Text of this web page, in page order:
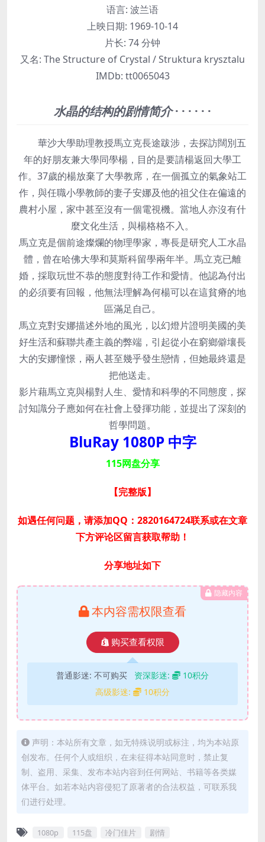
语言: 波兰语
上映日期: 1969-10-14
片长: 74 分钟
又名: The Structure of Crystal / Struktura krysztalu
IMDb: tt0065043
水晶的结构的剧情简介· · · · · ·
華沙大學助理教授馬立克長途跋涉，去探訪闊別五
年的好朋友兼大學同學楊，目的是要請楊返回大學工
作。37歲的楊放棄了大學教席，在一個孤立的氣象站工
作，與任職小學教師的妻子安娜及他的祖父住在偏遠的
農村小屋，家中甚至沒有一個電視機。當地人亦沒有什
麼文化生活，與楊格格不入。
馬立克是個前途燦爛的物理學家，專長是研究人工水晶
體，曾在哈佛大學和莫斯科留學兩年半。馬立克已離
婚，採取玩世不恭的態度對待工作和愛情。他認為付出
的必須要有回報，他無法理解為何楊可以在這貧瘠的地
區滿足自己。
馬立克對安娜描述外地的風光，以幻燈片證明美國的美
好生活和蘇聯共產主義的弊端，引起從小在窮鄉僻壤長
大的安娜憧憬，兩人甚至幾乎發生戀情，但她最終還是
把他送走。
影片藉馬立克與楊對人生、愛情和科學的不同態度，探
討知識分子應如何在社會上發揮功能，並提出了深刻的
哲學問題。
BluRay 1080P 中字
115网盘分享
【完整版】
如遇任何问题，请添加QQ：2820164724联系或在文章
下方评论区留言获取帮助！
分享地址如下
隐藏内容
本内容需权限查看
购买查看权限
普通影迷: 不可购买 资深影迷:
10积分
高级影迷:
10积分
声明：本站所有文章，如无特殊说明或标注，均为本站原
创发布。任何个人或组织，在未征得本站同意时，禁止复
制、盗用、采集、发布本站内容到任何网站、书籍等各类媒
体平台。如若本站内容侵犯了原著者的合法权益，可联系我
们进行处理。
1080p 115盘 冷门佳片 剧情